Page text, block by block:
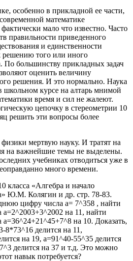
особенно в прикладной ее части,
математике
мало что известно. Часто
правильности приведенного
и единственности
решению того или иного
По большинству прикладных задач
оценить величину
решения. И это нормально. Наука
школьном курсе на алтарь мнимой
время и сил не жалеют.
цепочку в стереометрии 10
решить эти вопросы более
мертвую науку. И тратят на
на важнейшие темы не выделены.
учебниках отводиться уже в
много времени.
класса «Алгебра и начало
Ю.М. Колягин и др. стр. 78-83.
цифру числа а= 7^358 , найти
а=2^2003+3^2002 на 11, найти
а=36^24+21^45+7^8 на 10. Доказать,
8*73^16 делится на 11,
на 19, а=91^40-55^35 делится
делится на 37 и т.д. Это можно
навык потребуется?